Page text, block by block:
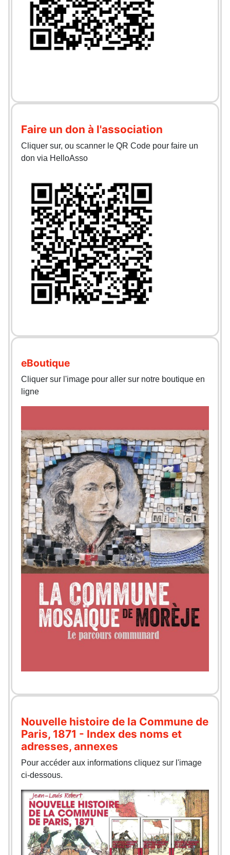
Faire un don à l'association
Cliquer sur, ou scanner le QR Code pour faire un
don via HelloAsso
eBoutique
Cliquer sur l'image pour aller sur notre boutique en
ligne
Nouvelle histoire de la Commune de
Paris, 1871 - Index des noms et
adresses, annexes
Pour accéder aux informations cliquez sur l'image
ci-dessous.